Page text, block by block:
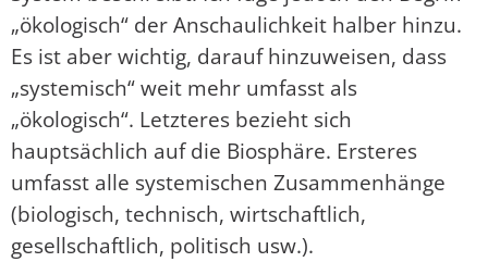
„ökologisch“ der Anschaulichkeit halber hinzu.
Es ist aber wichtig, darauf hinzuweisen, dass
„systemisch“ weit mehr umfasst als
„ökologisch“. Letzteres bezieht sich
hauptsächlich auf die Biosphäre. Ersteres
umfasst alle systemischen Zusammenhänge
(biologisch, technisch, wirtschaftlich,
gesellschaftlich, politisch usw.).